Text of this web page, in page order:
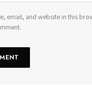
email, and website in this